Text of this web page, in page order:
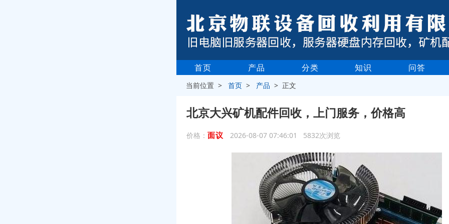
首页 产品 分类 知识 问答
当前位置 >首页 > 产品 > 正文
北京大兴矿机配件回收，上门服务，价格高
价格： 面议 2026-08-07 07:46:01 5832次浏览